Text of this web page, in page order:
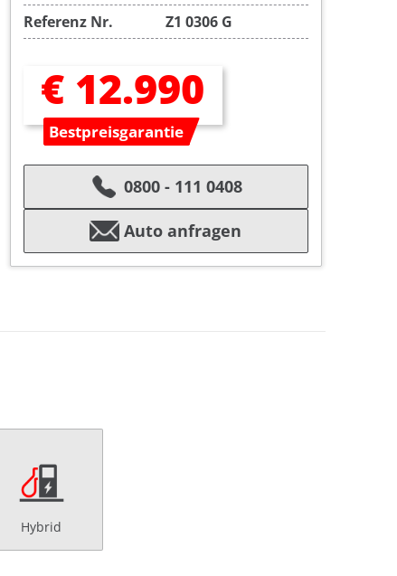
Referenz Nr.
Z1 0306 G
€ 12.990
Bestpreisgarantie
0800 - 111 0408
Auto anfragen
Hybrid